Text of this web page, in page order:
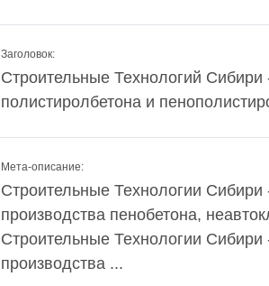
Заголовок:
Строительные Технологий Сибири
полистиролбетона и
Мета-описание:
Строительные Технологии Сибири
производства пенобетона,
Строительные Технологии Сибири
производства ...